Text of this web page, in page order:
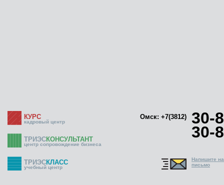
КУРС
кадровый центр
Омск: +7(3812) 30-
30-
ТРИЭСКОНСУЛЬТАНТ
центр сопровождение бизнеса
ТРИЭСКЛАСС
учебный центр
Напишите
письмо